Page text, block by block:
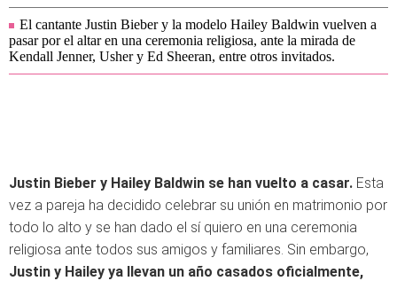
El cantante Justin Bieber y la modelo Hailey Baldwin vuelven a
pasar por el altar en una ceremonia religiosa, ante la mirada de
Kendall Jenner, Usher y Ed Sheeran, entre otros invitados.
Justin Bieber y Hailey Baldwin se han vuelto a casar. Esta
vez a pareja ha decidido celebrar su unión en matrimonio por
todo lo alto y se han dado el sí quiero en una ceremonia
religiosa ante todos sus amigos y familiares. Sin embargo,
Justin y Hailey ya llevan un año casados oficialmente,